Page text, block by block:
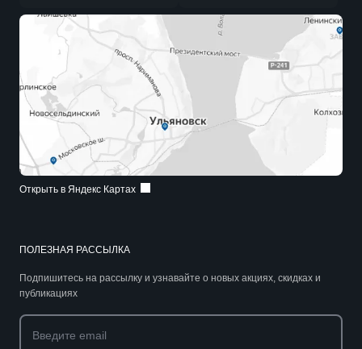
ПОЛЕЗНАЯ РАССЫЛКА
Подпишитесь на рассылку и узнавайте о новых акциях, скидках и
публикациях
Открыть в Яндекс Картах